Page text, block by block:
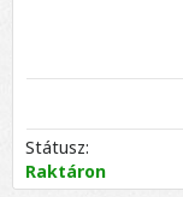
Státusz:
Raktáron